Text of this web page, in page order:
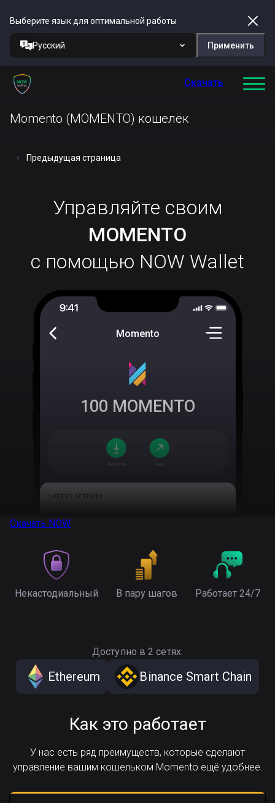
Выберите язык для оптимальной работы
Русский Применить
Скачать
Momento (MOMENTO) кошелёк
Предыдущая страница
Управляйте своим
MOMENTO
с помощью NOW Wallet
Momento
100 MOMENTO
Скачать NOW
Некастодиальный В пару шагов Работает 24/7
Доступно в 2 сетях:
Ethereum Binance Smart Chain
Как это работает
У нас есть ряд преимуществ, которые сделают
управление вашим кошельком Momento ещё удобнее.